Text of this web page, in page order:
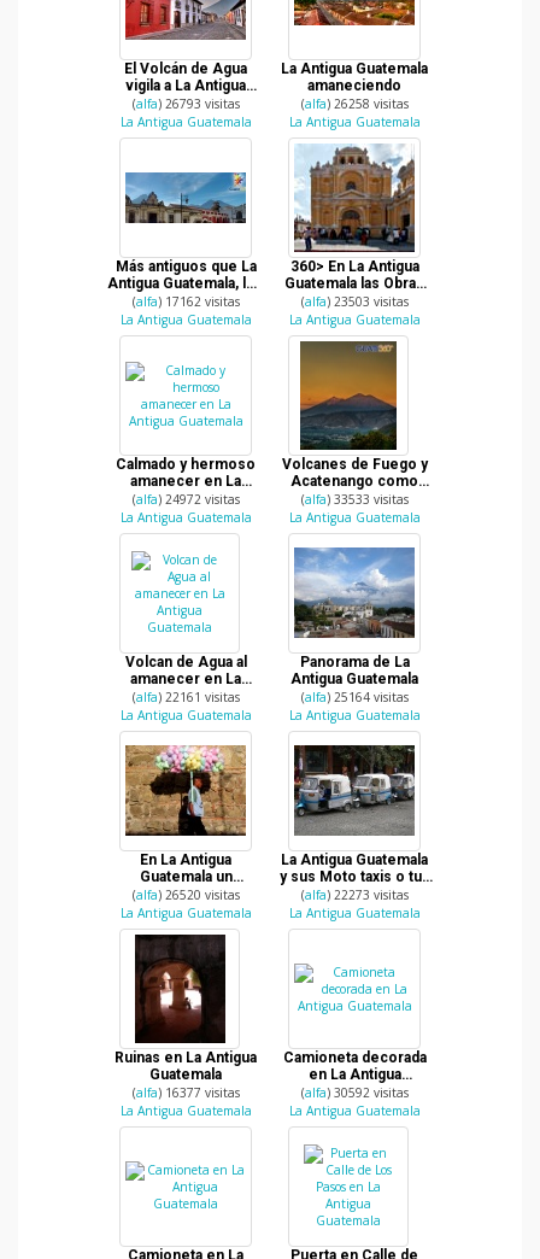
El Volcán de Agua
vigila a La Antigua
Guatemala
(alfa) 26793 visitas
La Antigua Guatemala
La Antigua Guatemala
amaneciendo
(alfa) 26258 visitas
La Antigua Guatemala
Más antiguos que La
Antigua Guatemala, los
volcanes
(alfa) 17162 visitas
La Antigua Guatemala
360> En La Antigua
Guatemala las Obras
Sociales del Hermano
Pedro
(alfa) 23503 visitas
La Antigua Guatemala
Calmado y hermoso
amanecer en La
Antigua Guatemala
(alfa) 24972 visitas
La Antigua Guatemala
Volcanes de Fuego y
Acatenango como
testigos del amanecer
en La Antigua
Guatemala
(alfa) 33533 visitas
La Antigua Guatemala
Volcan de Agua al
amanecer en La
Antigua Guatemala
(alfa) 22161 visitas
La Antigua Guatemala
Panorama de La
Antigua Guatemala
(alfa) 25164 visitas
La Antigua Guatemala
En La Antigua
Guatemala un
vendedor de
algodones de azucar
(alfa) 26520 visitas
La Antigua Guatemala
La Antigua Guatemala
y sus Moto taxis o tuk
tuks
(alfa) 22273 visitas
La Antigua Guatemala
Ruinas en La Antigua
Guatemala
(alfa) 16377 visitas
La Antigua Guatemala
Camioneta decorada
en La Antigua
Guatemala
(alfa) 30592 visitas
La Antigua Guatemala
Camioneta en La
Puerta en Calle de